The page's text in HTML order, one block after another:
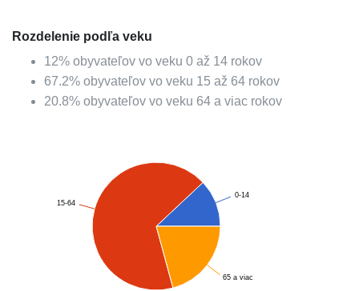
Rozdelenie podľa veku
12% obyvateľov vo veku 0 až 14 rokov
67.2% obyvateľov vo veku 15 až 64 rokov
20.8% obyvateľov vo veku 64 a viac rokov
0-14
15-64
65 a viac